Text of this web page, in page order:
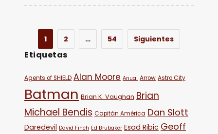
1 2 … 54 Siguientes
Etiquetas
Agents of SHIELD Alan Moore Anual Arrow Astro City
Batman Brian K. Vaughan Brian
Michael Bendis Capitán América Dan Slott
Daredevil David Finch Ed Brubaker Esad Ribic Geoff